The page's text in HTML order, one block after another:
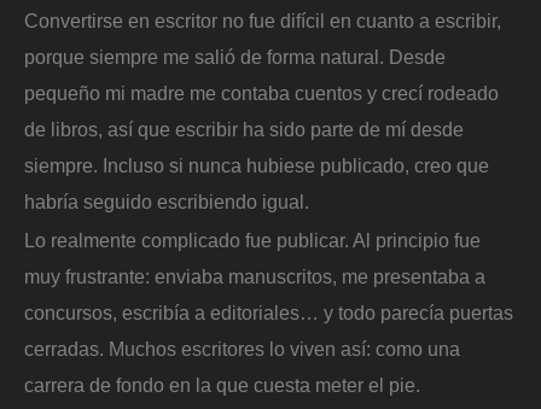
Convertirse en escritor no fue difícil en cuanto a escribir,
porque siempre me salió de forma natural. Desde
pequeño mi madre me contaba cuentos y crecí rodeado
de libros, así que escribir ha sido parte de mí desde
siempre. Incluso si nunca hubiese publicado, creo que
habría seguido escribiendo igual.
Lo realmente complicado fue publicar. Al principio fue
muy frustrante: enviaba manuscritos, me presentaba a
concursos, escribía a editoriales… y todo parecía puertas
cerradas. Muchos escritores lo viven así: como una
carrera de fondo en la que cuesta meter el pie.